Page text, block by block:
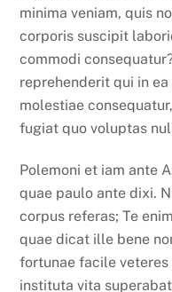
minima veniam, quis
corporis suscipit
commodi
reprehenderit qui in
molestiae
fugiat quo voluptas
Polemoni et iam ante
quae paulo ante dixi.
corpus referas; Te
quae dicat ille bene
fortunae facile
instituta vita